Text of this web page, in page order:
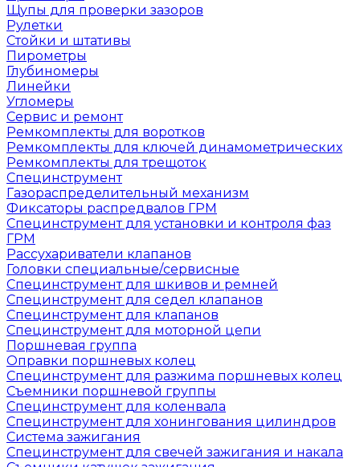
Щупы для проверки зазоров
Рулетки
Стойки и штативы
Пирометры
Глубиномеры
Линейки
Угломеры
Сервис и ремонт
Ремкомплекты для воротков
Ремкомплекты для ключей динамометрических
Ремкомплекты для трещоток
Специнструмент
Газораспределительный механизм
Фиксаторы распредвалов ГРМ
Специнструмент для установки и контроля фаз
ГРМ
Рассухариватели клапанов
Головки специальные/сервисные
Специнструмент для шкивов и ремней
Специнструмент для седел клапанов
Специнструмент для клапанов
Специнструмент для моторной цепи
Поршневая группа
Оправки поршневых колец
Специнструмент для разжима поршневых колец
Съемники поршневой группы
Специнструмент для коленвала
Специнструмент для хонингования цилиндров
Система зажигания
Специнструмент для свечей зажигания и накала